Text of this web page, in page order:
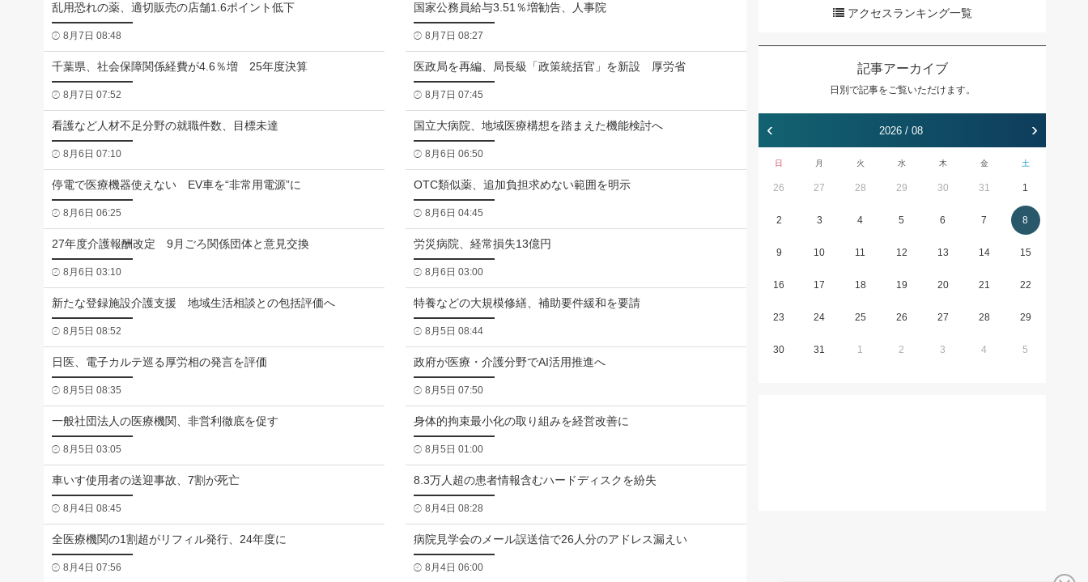
乱用恐れの薬、適切販売の店舗1.6ポイント低下
8月7日 08:48
国家公務員給与3.51％増勧告、人事院
8月7日 08:27
千葉県、社会保障関係経費が4.6％増 25年度決算
8月7日 07:52
医政局を再編、局長級「政策統括官」を新設 厚労省
8月7日 07:45
看護など人材不足分野の就職件数、目標未達
8月6日 07:10
国立大病院、地域医療構想を踏まえた機能検討へ
8月6日 06:50
停電で医療機器使えない EV車を“非常用電源”に
8月6日 06:25
OTC類似薬、追加負担求めない範囲を明示
8月6日 04:45
27年度介護報酬改定 9月ごろ関係団体と意見交換
8月6日 03:10
労災病院、経常損失13億円
8月6日 03:00
新たな登録施設介護支援 地域生活相談との包括評価へ
8月5日 08:52
特養などの大規模修繕、補助要件緩和を要請
8月5日 08:44
日医、電子カルテ巡る厚労相の発言を評価
8月5日 08:35
政府が医療・介護分野でAI活用推進へ
8月5日 07:50
一般社団法人の医療機関、非営利徹底を促す
8月5日 03:05
身体的拘束最小化の取り組みを経営改善に
8月5日 01:00
車いす使用者の送迎事故、7割が死亡
8月4日 08:45
8.3万人超の患者情報含むハードディスクを紛失
8月4日 08:28
全医療機関の1割超がリフィル発行、24年度に
8月4日 07:56
病院見学会のメール誤送信で26人分のアドレス漏えい
8月4日 06:00
アクセスランキング一覧
記事アーカイブ
日別で記事をご覧いただけます。
‹ 2026 / 08 ›
日 月 火 水 木 金 土
26 27 28 29 30 31 1
2 3 4 5 6 7 8
9 10 11 12 13 14 15
16 17 18 19 20 21 22
23 24 25 26 27 28 29
30 31 1 2 3 4 5